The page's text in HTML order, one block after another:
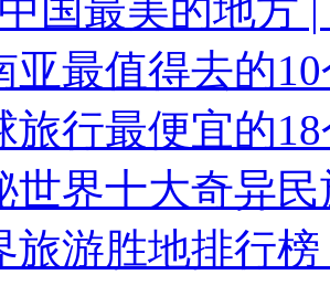
国最美的地方
亚最值得去的
旅行最便宜的
世界十大奇异
旅游胜地排行